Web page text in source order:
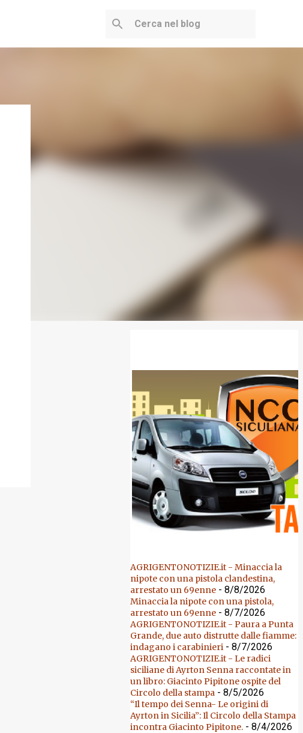
AGRIGENTONOTIZIE.it - Minaccia la
nipote con una pistola clandestina,
arrestato un 69enne - 8/8/2026
Minaccia la nipote con una pistola,
arrestato un 69enne - 8/7/2026
AGRIGENTONOTIZIE.it - Paura a Punta
Grande, due auto distrutte dalle fiamme:
indagano i carabinieri - 8/7/2026
AGRIGENTONOTIZIE.it - Le radici
siciliane di Ayrton Senna raccontate in
un libro: Giacinto Pipitone ospite del
Circolo della stampa - 8/5/2026
“Il tempo dei Senna- Le origini di
Ayrton in Sicilia”: Il Circolo della Stampa
incontra Giacinto Pipitone. - 8/4/2026